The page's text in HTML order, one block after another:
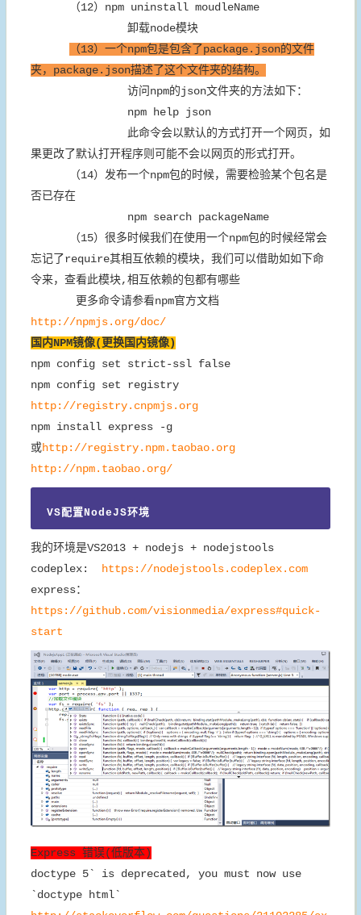
（12）npm uninstall moudleName
卸载node模块
（13）一个npm包是包含了package.json的文件
夹，package.json描述了这个文件夹的结构。
访问npm的json文件夹的方法如下：
npm help json
此命令会以默认的方式打开一个网页，如
果更改了默认打开程序则可能不会以网页的形式打开。
（14）发布一个npm包的时候，需要检验某个包名是
否已存在
npm search packageName
（15）很多时候我们在使用一个npm包的时候经常会
忘记了require其相互依赖的模块，我们可以借助如如下命
令来，查看此模块,相互依赖的包都有哪些
更多命令请参看npm官方文档
http://npmjs.org/doc/
国内NPM镜像(更换国内镜像)
npm config set strict-ssl false
npm config set registry
http://registry.cnpmjs.org
npm install express -g
或http://registry.npm.taobao.org
http://npm.taobao.org/
VS配置NodeJS环境
我的环境是VS2013 + nodejs + nodejstools
codeplex:
https://nodejstools.codeplex.com
express：
https://github.com/visionmedia/express#quick-
start
Express 错误(低版本)
doctype 5` is deprecated, you must now use
`doctype html`